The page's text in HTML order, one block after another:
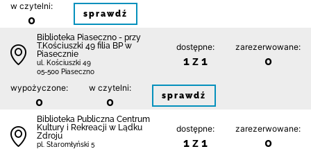
w czytelni:
0 sprawdź
Biblioteka Piaseczno - przy
T.Kościuszki 49 filia BP w
Piasecznie
ul. Kościuszki 49
05-500 Piaseczno
dostępne:
1 z 1
zarezerwowane:
0
wypożyczone:
0
w czytelni:
0 sprawdź
Biblioteka Publiczna Centrum
Kultury i Rekreacji w Lądku
Zdroju
pl. Staromłyński 5
dostępne:
1 z 1
zarezerwowane:
0